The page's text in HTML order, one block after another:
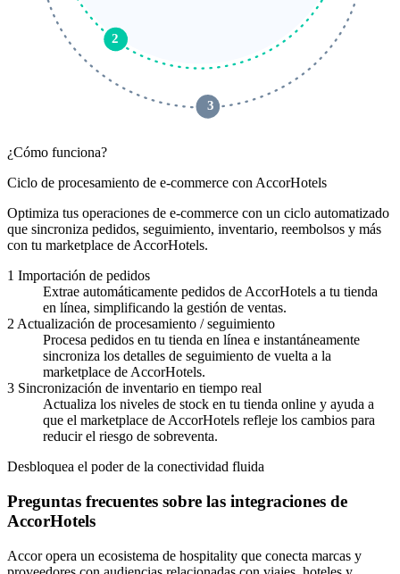
2
3
¿Cómo funciona?
Ciclo de procesamiento de e-commerce con AccorHotels
Optimiza tus operaciones de e-commerce con un ciclo automatizado
que sincroniza pedidos, seguimiento, inventario, reembolsos y más
con tu marketplace de AccorHotels.
1 Importación de pedidos
Extrae automáticamente pedidos de AccorHotels a tu tienda
en línea, simplificando la gestión de ventas.
2Actualización de procesamiento / seguimiento
Procesa pedidos en tu tienda en línea e instantáneamente
sincroniza los detalles de seguimiento de vuelta a la
marketplace de AccorHotels.
3 Sincronización de inventario en tiempo real
Actualiza los niveles de stock en tu tienda online y ayuda a
que el marketplace de AccorHotels refleje los cambios para
reducir el riesgo de sobreventa.
Desbloquea el poder de la conectividad fluida
Preguntas frecuentes sobre las integraciones de
AccorHotels
Accor opera un ecosistema de hospitality que conecta marcas y